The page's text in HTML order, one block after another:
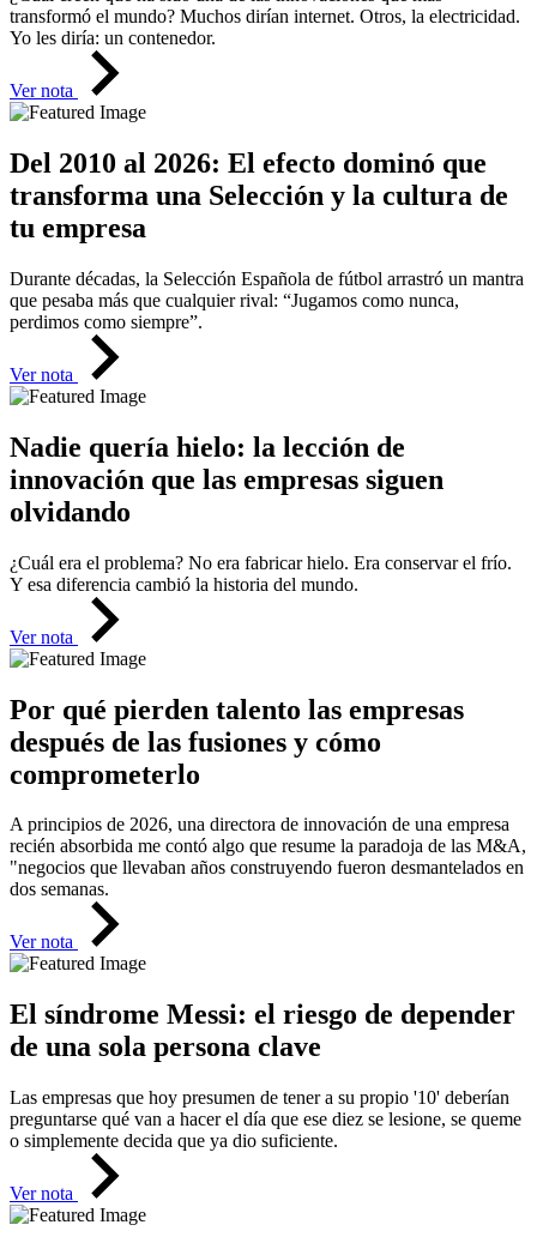
transformó el mundo? Muchos dirían internet. Otros, la electricidad.
Yo les diría: un contenedor.
Ver nota
Del 2010 al 2026: El efecto dominó que
transforma una Selección y la cultura de
tu empresa
Durante décadas, la Selección Española de fútbol arrastró un mantra
que pesaba más que cualquier rival: “Jugamos como nunca,
perdimos como siempre”.
Ver nota
Nadie quería hielo: la lección de
innovación que las empresas siguen
olvidando
¿Cuál era el problema? No era fabricar hielo. Era conservar el frío.
Y esa diferencia cambió la historia del mundo.
Ver nota
Por qué pierden talento las empresas
después de las fusiones y cómo
comprometerlo
A principios de 2026, una directora de innovación de una empresa
recién absorbida me contó algo que resume la paradoja de las M&A,
"negocios que llevaban años construyendo fueron desmantelados en
dos semanas.
Ver nota
El síndrome Messi: el riesgo de depender
de una sola persona clave
Las empresas que hoy presumen de tener a su propio '10' deberían
preguntarse qué van a hacer el día que ese diez se lesione, se queme
o simplemente decida que ya dio suficiente.
Ver nota